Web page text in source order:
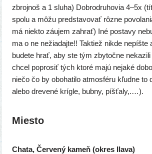
zbroj­noš a 1 slu­ha) Dobrodruhovia 4–5x
spo­lu a môžu pred­sta­vo­vať rôz­ne
má nie­kto záu­jem zahrať) Iné posta­vy
ma o ne nežia­daj­te!! Taktiež nikde nepíš­te
bude­te hrať, aby ste tým zby­toč­ne
chcel pop­ro­siť tých kto­ré majú neja­ké
nie­čo čo by obo­ha­ti­lo atmo­sfé­ru kľud­ne to
ale­bo dre­ve­né kríg­le, bub­ny, píšťaly,.…).
Miesto
Chata, Červený kameň (okres Ilava)